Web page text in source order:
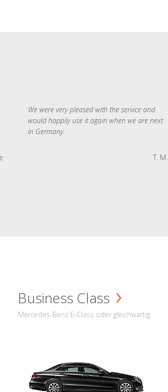
We were very pleased with the service and
would happily use it again when we are next
in Germany.
T. M.
Business Class
Mercedes-Benz E-Class oder gleichwärtig